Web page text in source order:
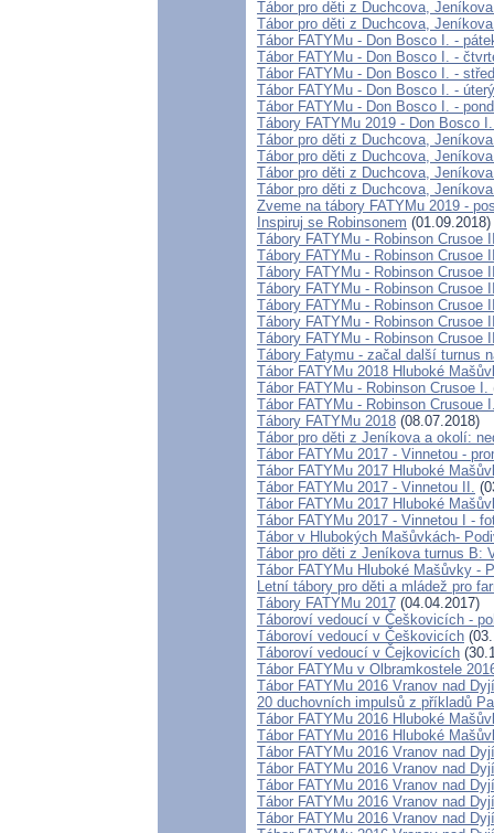
Tábor pro děti z Duchcova,
Tábor pro děti z Duchcova,
Tábor FATYMu - Don Bosco I. -
Tábor FATYMu - Don Bosco I. -
Tábor FATYMu - Don Bosco I. -
Tábor FATYMu - Don Bosco I. - úterý
Tábor FATYMu - Don Bosco I. -
Tábory FATYMu 2019 - Don Bosco
Tábor pro děti z Duchcova,
Tábor pro děti z Duchcova,
Tábor pro děti z Duchcova,
Tábor pro děti z Duchcova,
Zveme na tábory FATYMu 2019 -
Inspiruj se Robinsonem (01.09.2018)
Tábory FATYMu - Robinson Crusoe
Tábory FATYMu - Robinson Crusoe
Tábory FATYMu - Robinson Crusoe
Tábory FATYMu - Robinson Crusoe
Tábory FATYMu - Robinson Crusoe
Tábory FATYMu - Robinson Crusoe
Tábory FATYMu - Robinson Crusoe
Tábory Fatymu - začal další turnus
Tábor FATYMu 2018 Hluboké
Tábor FATYMu - Robinson Crusoe I.
Tábor FATYMu - Robinson Crusoue
Tábory FATYMu 2018 (08.07.2018)
Tábor pro děti z Jeníkova a okolí:
Tábor FATYMu 2017 - Vinnetou -
Tábor FATYMu 2017 Hluboké
Tábor FATYMu 2017 - Vinnetou II.
Tábor FATYMu 2017 Hluboké
Tábor FATYMu 2017 - Vinnetou I -
Tábor v Hlubokých Mašůvkách-
Tábor pro děti z Jeníkova turnus B:
Tábor FATYMu Hluboké Mašůvky -
Letní tábory pro děti a mládež pro
Tábory FATYMu 2017 (04.04.2017)
Táboroví vedoucí v Češkovicích -
Táboroví vedoucí v Češkovicích
Táboroví vedoucí v Čejkovicích
Tábor FATYMu v Olbramkostele
Tábor FATYMu 2016 Vranov nad
20 duchovních impulsů z příkladů
Tábor FATYMu 2016 Hluboké
Tábor FATYMu 2016 Hluboké
Tábor FATYMu 2016 Vranov nad
Tábor FATYMu 2016 Vranov nad
Tábor FATYMu 2016 Vranov nad
Tábor FATYMu 2016 Vranov nad
Tábor FATYMu 2016 Vranov nad